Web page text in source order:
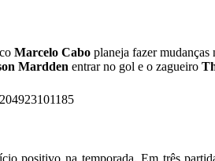
Marcelo Caboplaneja fazer
Mardden entrar no gol e o zagueiro
positivo na temporada. Em três